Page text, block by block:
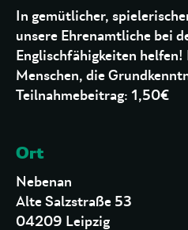
In gemütlicher,
unsere Ehrenamtliche bei
Englischfähigkeiten
Menschen, die
Teilnahmebeitrag: 1,50€
Ort
Nebenan
Alte Salzstraße 53
04209 Leipzig